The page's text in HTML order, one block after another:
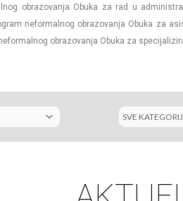
obrazovanja Obuka za rad u
neformalnog obrazovanja Obuka za
obrazovanja Obuka za